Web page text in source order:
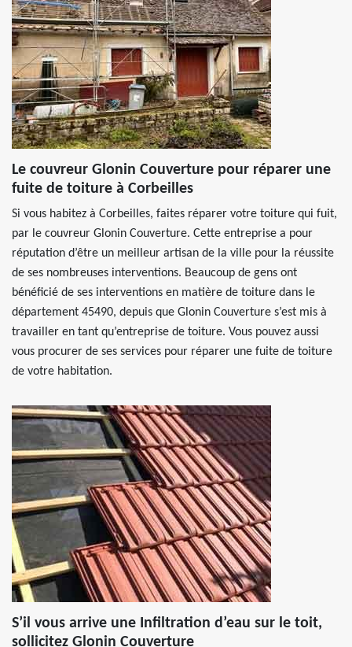
Le couvreur Glonin Couverture pour réparer une
fuite de toiture à Corbeilles
Si vous habitez à Corbeilles, faites réparer votre toiture qui fuit,
par le couvreur Glonin Couverture. Cette entreprise a pour
réputation d’être un meilleur artisan de la ville pour la réussite
de ses nombreuses interventions. Beaucoup de gens ont
bénéficié de ses interventions en matière de toiture dans le
département 45490, depuis que Glonin Couverture s’est mis à
travailler en tant qu’entreprise de toiture. Vous pouvez aussi
vous procurer de ses services pour réparer une fuite de toiture
de votre habitation.
S’il vous arrive une Infiltration d’eau sur le toit,
sollicitez Glonin Couverture